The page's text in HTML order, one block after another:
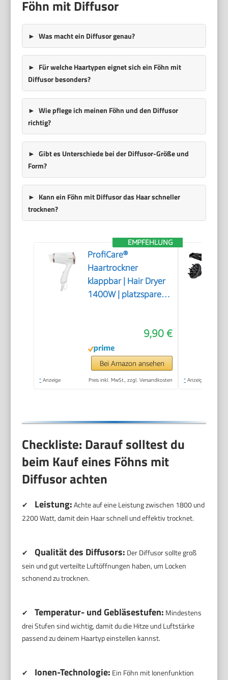
Föhn mit Diffusor
Was macht ein Diffusor genau?
Für welche Haartypen eignet sich ein Föhn mit
Diffusor besonders?
Wie pflege ich meinen Föhn und den Diffusor
richtig?
Gibt es Unterschiede bei der Diffusor-Größe und
Form?
Kann ein Föhn mit Diffusor das Haar schneller
trocknen?
EMPFEHLUNG
ProfiCare®
Haartrockner
klappbar | Hair Dryer
1400W | platzsparend
2 Stufen | Kaltstufe für
Style-Fix |
Überhitzungsschutz |
PC-HT 3009
9,90 €
Bei Amazon ansehen
* Anzeige Preis inkl. MwSt., zzgl. Versandkosten * Anzeige
Checkliste: Darauf solltest du
beim Kauf eines Föhns mit
Diffusor achten
✔ Leistung:Achte auf eine Leistung zwischen 1800 und
2200 Watt, damit dein Haar schnell und effektiv trocknet.
✔ Qualität des Diffusors: Der Diffusor sollte groß
sein und gut verteilte Luftöffnungen haben, um Locken
schonend zu trocknen.
✔ Temperatur- und Gebläsestufen: Mindestens
drei Stufen sind wichtig, damit du die Hitze und Luftstärke
passend zu deinem Haartyp einstellen kannst.
✔ Ionen-Technologie: Ein Föhn mit Ionenfunktion